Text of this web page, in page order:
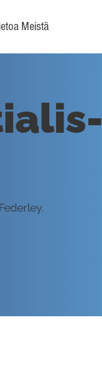
Meistä